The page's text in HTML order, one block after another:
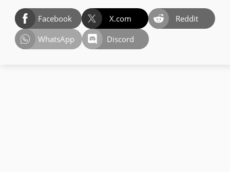
Facebook X.com
Reddit
WhatsApp
Discord